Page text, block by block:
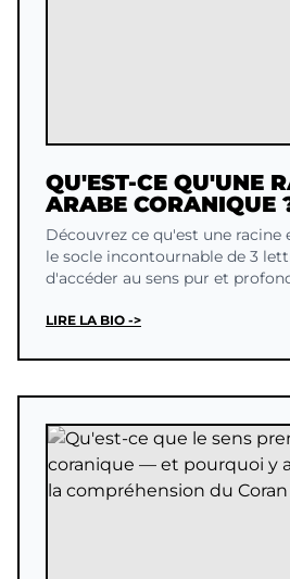
QU'EST-CE QU'UNE
ARABE CORANIQUE
Découvrez ce qu'est une racine
le socle incontournable de 3
d'accéder au sens pur et
LIRE LA BIO ->